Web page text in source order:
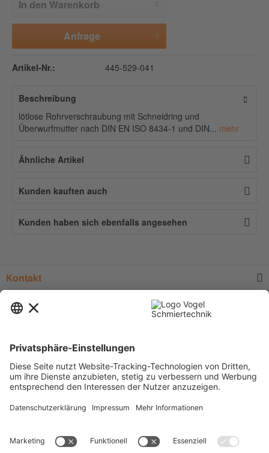
In den Warenkorb
Anfrage
Artikel-Nr.: 445-529-041
Beschreibung
lötlose Rohrverschraubung mit Schneidring und
Überwurfmutter nach DIN EN ISO 8434-1 und DIN... mehr
Ähnliche Artikel
Kunden kauften auch
Kunden haben sich ebenfalls angesehen
Kontakt
Service
Newsletter
nicht anders beschrieben.
Direktbestellung, legen Sie bitte ein unverbindliches und kostenfreies